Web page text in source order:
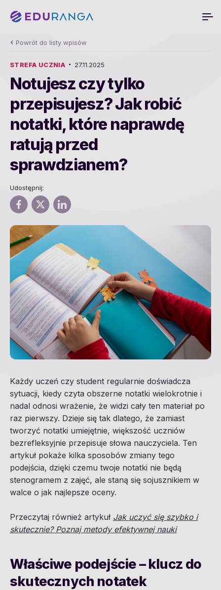
Powrót do listy wpisów
STREFA UCZNIA 27.11.2025
Notujesz czy tylko
przepisujesz? Jak robić
notatki, które naprawdę
ratują przed
sprawdzianem?
Udostępnij:
Każdy uczeń czy student regularnie doświadcza
sytuacji, kiedy czyta obszerne notatki wielokrotnie i
nadal odnosi wrażenie, że widzi cały ten materiał po
raz pierwszy. Dzieje się tak dlatego, że zamiast
tworzyć notatki umiejętnie, większość uczniów
bezrefleksyjnie przepisuje słowa nauczyciela. Ten
artykuł pokaże kilka sposobów zmiany tego
podejścia, dzięki czemu twoje notatki nie będą
stenogramem z zajęć, ale staną się sojusznikiem w
walce o jak najlepsze oceny.
Przeczytaj również artykuł Jak uczyć się szybko i
skutecznie? Poznaj metody efektywnej nauki
Właściwe podejście – klucz do
skutecznych notatek